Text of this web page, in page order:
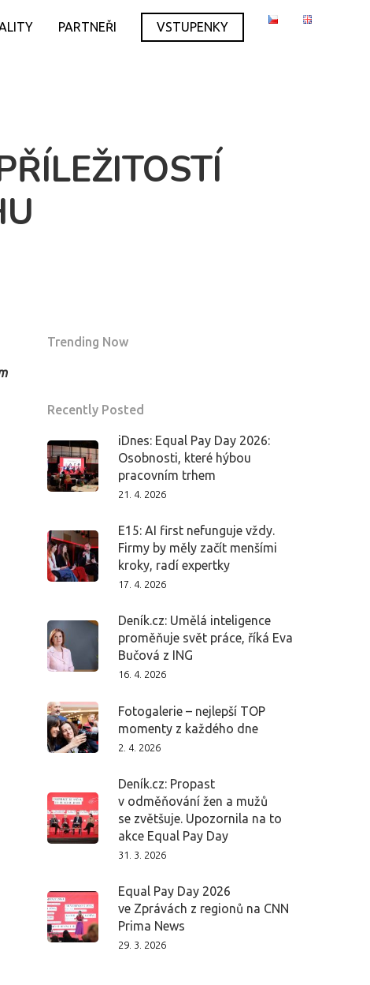
PARTNEŘI VSTUPENKY
Trending Now
Recently Posted
iDnes: Equal Pay Day 2026:
Osobnosti, které hýbou
pracovním trhem
21. 4. 2026
E15: AI first nefunguje vždy.
Firmy by měly začít menšími
kroky, radí expertky
17. 4. 2026
Deník.cz: Umělá inteligence
proměňuje svět práce, říká Eva
Bučová z ING
16. 4. 2026
Fotogalerie – nejlepší TOP
momenty z každého dne
2. 4. 2026
Deník.cz: Propast
v odměňování žen a mužů
se zvětšuje. Upozornila na to
akce Equal Pay Day
31. 3. 2026
Equal Pay Day 2026
ve Zprávách z regionů na CNN
Prima News
29. 3. 2026